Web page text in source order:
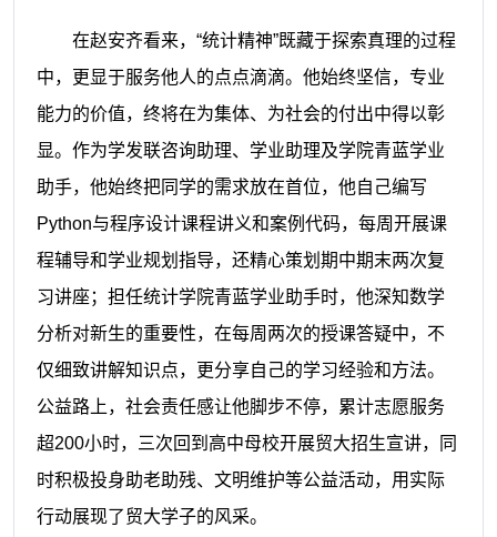
在赵安齐看来，“统计精神”既藏于探索真理的过程
中，更显于服务他人的点点滴滴。他始终坚信，专业
能力的价值，终将在为集体、为社会的付出中得以彰
显。作为学发联咨询助理、学业助理及学院青蓝学业
助手，他始终把同学的需求放在首位，他自己编写
Python与程序设计课程讲义和案例代码，每周开展课
程辅导和学业规划指导，还精心策划期中期末两次复
习讲座；担任统计学院青蓝学业助手时，他深知数学
分析对新生的重要性，在每周两次的授课答疑中，不
仅细致讲解知识点，更分享自己的学习经验和方法。
公益路上，社会责任感让他脚步不停，累计志愿服务
超200小时，三次回到高中母校开展贸大招生宣讲，同
时积极投身助老助残、文明维护等公益活动，用实际
行动展现了贸大学子的风采。